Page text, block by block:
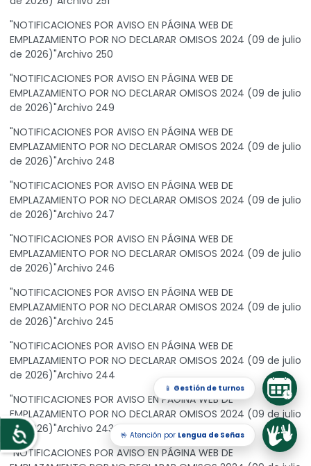
Accesibilidad
"NOTIFICACIONES POR AVISO EN PÁGINA WEB DE
EMPLAZAMIENTO POR NO DECLARAR OMISOS 2024 (09 de julio
de 2026)"Archivo 250
"NOTIFICACIONES POR AVISO EN PÁGINA WEB DE
EMPLAZAMIENTO POR NO DECLARAR OMISOS 2024 (09 de julio
de 2026)"Archivo 249
"NOTIFICACIONES POR AVISO EN PÁGINA WEB DE
EMPLAZAMIENTO POR NO DECLARAR OMISOS 2024 (09 de julio
de 2026)"Archivo 248
"NOTIFICACIONES POR AVISO EN PÁGINA WEB DE
EMPLAZAMIENTO POR NO DECLARAR OMISOS 2024 (09 de julio
de 2026)"Archivo 247
"NOTIFICACIONES POR AVISO EN PÁGINA WEB DE
EMPLAZAMIENTO POR NO DECLARAR OMISOS 2024 (09 de julio
de 2026)"Archivo 246
"NOTIFICACIONES POR AVISO EN PÁGINA WEB DE
EMPLAZAMIENTO POR NO DECLARAR OMISOS 2024 (09 de julio
de 2026)"Archivo 245
"NOTIFICACIONES POR AVISO EN PÁGINA WEB DE
EMPLAZAMIENTO POR NO DECLARAR OMISOS 2024 (09 de julio
de 2026)"Archivo 244
"NOTIFICACIONES POR AVISO EN PÁGINA WEB DE
EMPLAZAMIENTO POR NO DECLARAR OMISOS 2024 (09 de julio
de 2026)"Archivo 243
"NOTIFICACIONES POR AVISO EN PÁGINA WEB DE
📱 Gestión de turnos
🤟 Atención por Lengua de Señas